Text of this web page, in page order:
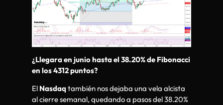
¿Llegara en junio hasta el 38.20% de Fibonacci
en los 4312 puntos?
El Nasdaqtambién nos dejaba una vela alcista
al cierre semanal, quedando a pasos del 38.20%